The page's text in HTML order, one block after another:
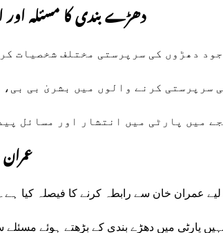
دھڑے بندی کا مسئلہ
دھڑوں کی سرپرستی مختلف شخصیات
سرپرستی کرنے والوں میں بشریٰ بی بی،
میں پارٹی میں انتشار اور مسائل
عمران خان سے رابطہ کرنے کا فیصلہ کیا
پارٹی میں دھڑے بندی کے بڑھتے ہوئے مسئلے